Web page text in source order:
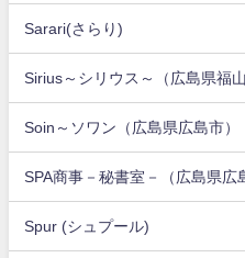
Sarari(さらり)
Sirius～シリウス～（広島県福山
Soin～ソワン（広島県広島市）
SPA商事－秘書室－（広島県広
Spur (シュプール)